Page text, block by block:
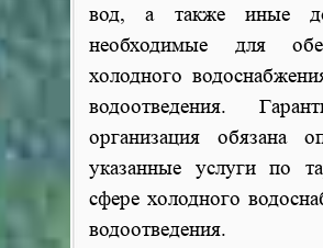
вод, а также иные
необходимые для
холодного
водоотведения.
организация обязана
указанные услуги по
сфере холодного
водоотведения.